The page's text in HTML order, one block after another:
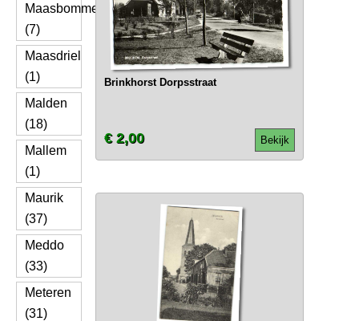
Maasbommel
(7)
Maasdriel
(1)
Malden
(18)
Mallem
(1)
Maurik
(37)
Meddo
(33)
Meteren
(31)
Brinkhorst Dorpsstraat
Bekijk
€ 2,00